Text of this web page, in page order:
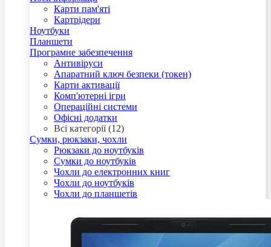
Карти пам'яті
Картрідери
Ноутбуки
Планшети
Програмне забезпечення
Антивіруси
Апаратний ключ безпеки (токен)
Карти активації
Комп'ютерні ігри
Операційні системи
Офісні додатки
Всі категорії (12)
Сумки, рюкзаки, чохли
Рюкзаки до ноутбуків
Сумки до ноутбуків
Чохли до електронних книг
Чохли до ноутбуків
Чохли до планшетів